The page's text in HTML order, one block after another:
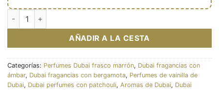
Dynasty Intense – Eau de parfum féminine (flacon marron
AÑADIR A LA CESTA
Categorías: Perfumes Dubai frasco marrón, Dubai fragancias con
ámbar, Dubai fragancias con bergamota, Perfumes de vainilla de
Dubai, Dubai perfumes con patchouli, Aromas de Dubai, Dubai